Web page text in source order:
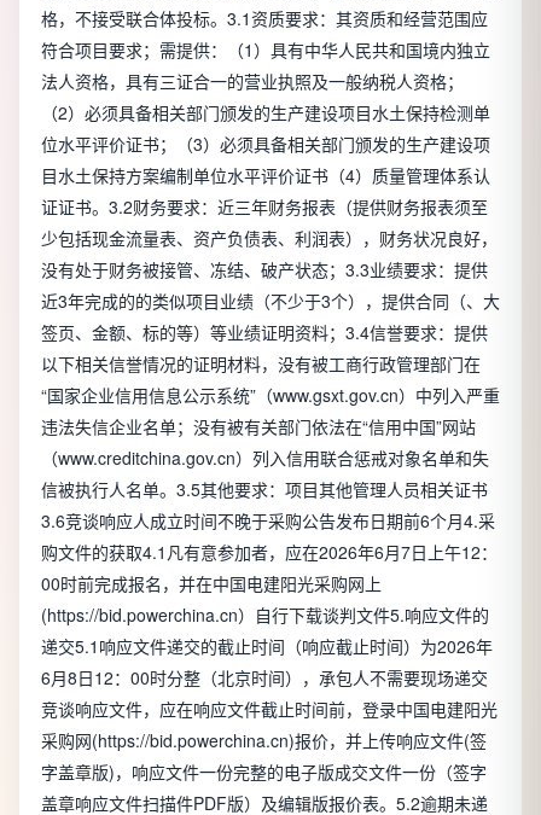
格，不接受联合体投标。3.1资质要求：其资质和经营范围应
符合项目要求；需提供：（1）具有中华人民共和国境内独立
法人资格，具有三证合一的营业执照及一般纳税人资格；
（2）必须具备相关部门颁发的生产建设项目水土保持检测单
位水平评价证书；（3）必须具备相关部门颁发的生产建设项
目水土保持方案编制单位水平评价证书（4）质量管理体系认
证证书。3.2财务要求：近三年财务报表（提供财务报表须至
少包括现金流量表、资产负债表、利润表），财务状况良好，
没有处于财务被接管、冻结、破产状态；3.3业绩要求：提供
近3年完成的的类似项目业绩（不少于3个），提供合同（、大
签页、金额、标的等）等业绩证明资料；3.4信誉要求：提供
以下相关信誉情况的证明材料，没有被工商行政管理部门在
“国家企业信用信息公示系统”（www.gsxt.gov.cn）中列入严重
违法失信企业名单；没有被有关部门依法在“信用中国”网站
（www.creditchina.gov.cn）列入信用联合惩戒对象名单和失
信被执行人名单。3.5其他要求：项目其他管理人员相关证书
3.6竞谈响应人成立时间不晚于采购公告发布日期前6个月4.采
购文件的获取4.1凡有意参加者，应在2026年6月7日上午12：
00时前完成报名，并在中国电建阳光采购网上
(https://bid.powerchina.cn）自行下载谈判文件5.响应文件的
递交5.1响应文件递交的截止时间（响应截止时间）为2026年
6月8日12：00时分整（北京时间），承包人不需要现场递交
竞谈响应文件，应在响应文件截止时间前，登录中国电建阳光
采购网(https://bid.powerchina.cn)报价，并上传响应文件(签
字盖章版)，响应文件一份完整的电子版成交文件一份（签字
盖章响应文件扫描件PDF版）及编辑版报价表。5.2逾期未递